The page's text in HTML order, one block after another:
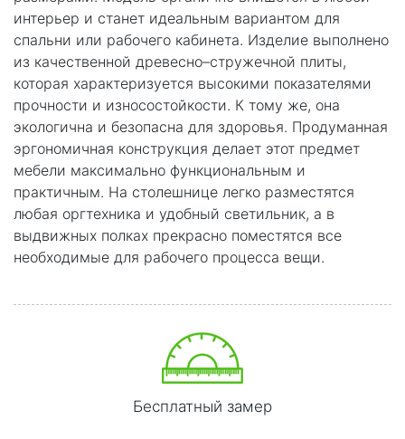
интерьер и станет идеальным вариантом для
спальни или рабочего кабинета. Изделие выполнено
из качественной древесно–стружечной плиты,
которая характеризуется высокими показателями
прочности и износостойкости. К тому же, она
экологична и безопасна для здоровья. Продуманная
эргономичная конструкция делает этот предмет
мебели максимально функциональным и
практичным. На столешнице легко разместятся
любая оргтехника и удобный светильник, а в
выдвижных полках прекрасно поместятся все
необходимые для рабочего процесса вещи.
Бесплатный замер